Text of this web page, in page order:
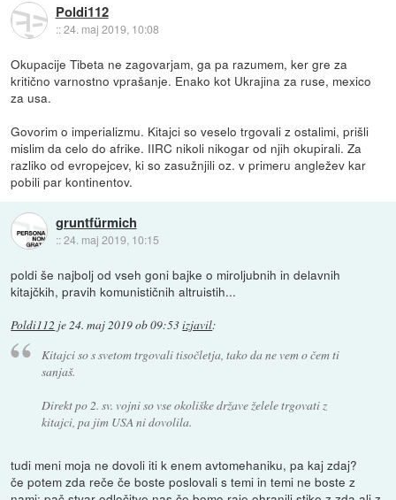
Poldi112
::24. maj 2019, 10:08
Okupacije Tibeta ne zagovarjam, ga pa razumem, ker gre za
kritično varnostno vprašanje. Enako kot Ukrajina za ruse, mexico
za usa.
Govorim o imperializmu. Kitajci so veselo trgovali z ostalimi, prišli
mislim da celo do afrike. IIRC nikoli nikogar od njih okupirali. Za
razliko od evropejcev, ki so zasužnjili oz. v primeru angležev kar
pobili par kontinentov.
gruntfürmich
::24. maj 2019, 10:15
poldi še najbolj od vseh goni bajke o miroljubnih in delavnih
kitajčkih, pravih komunističnih altruistih...
Poldi112 je24. maj 2019 ob 09:53izjavil:
Kitajci so s svetom trgovali tisočletja, tako da ne vem o čem ti
sanjaš.
Direkt po 2. sv. vojni so vse okoliške države želele trgovati z
kitajci, pa jim USA ni dovolila.
tudi meni moja ne dovoli iti k enem avtomehaniku, pa kaj zdaj?
če potem zda reče če boste poslovali s temi in temi ne boste z